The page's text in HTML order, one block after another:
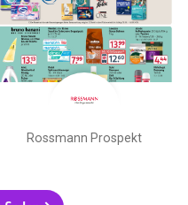
Rossmann Prospekt